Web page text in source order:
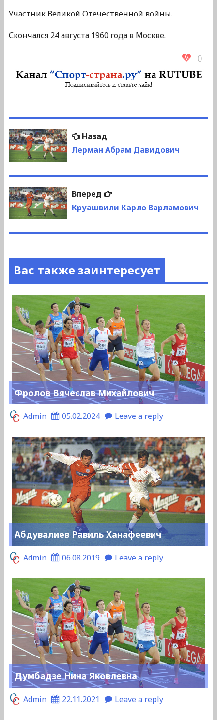
Участник Великой Отечественной войны.
Скончался 24 августа 1960 года в Москве.
0
Навигация
по
записям
НазадПредыдущая
запись:
Лерман Абрам Давидович
Вперед
Следующая
запись:
Круашвили Карло Варламович
Вас также заинтересует
Фролов Вячеслав Михайлович
Admin 05.02.2024 Leave a reply
Абдувалиев Равиль Ханафеевич
Admin 06.08.2019 Leave a reply
Думбадзе Нина Яковлевна
Admin 22.11.2021 Leave a reply